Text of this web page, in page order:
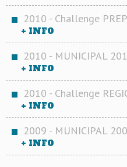
2010 - Challenge
+ INFO
2010 - MUNICIPAL
+ INFO
2010 - Challenge
+ INFO
2009 - MUNICIPAL
+ INFO